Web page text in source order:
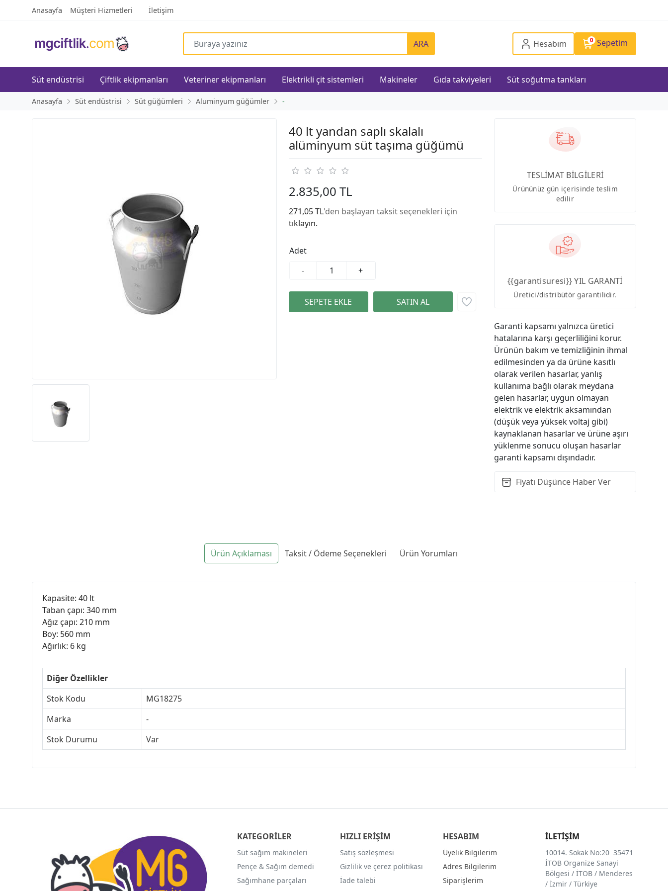
Anasayfa Müşteri Hizmetleri İletişim
ARA Hesabım 0 Sepetim
Süt endüstrisi Çiftlik ekipmanları Veteriner ekipmanları Elektrikli çit sistemleri Makineler Gıda takviyeleri Süt soğutma tankları
Anasayfa Süt endüstrisi Süt güğümleri Aluminyum güğümler -
40 lt yandan saplı skalalı
alüminyum süt taşıma güğümü
2.835,00 TL
271,05 TL'den başlayan taksit seçenekleri için
tıklayın.
Adet
-
+
TESLİMAT BİLGİLERİ
Ürününüz gün içerisinde teslim
edilir
{{garantisuresi}} YIL GARANTİ
Üretici/distribütör garantilidir.
Garanti kapsamı yalnızca üretici
hatalarına karşı geçerliliğini korur.
Ürünün bakım ve temizliğinin ihmal
edilmesinden ya da ürüne kasıtlı
olarak verilen hasarlar, yanlış
kullanıma bağlı olarak meydana
gelen hasarlar, uygun olmayan
elektrik ve elektrik aksamından
(düşük veya yüksek voltaj gibi)
kaynaklanan hasarlar ve ürüne aşırı
yüklenme sonucu oluşan hasarlar
garanti kapsamı dışındadır.
Fiyatı Düşünce Haber Ver
Ürün Açıklaması Taksit / Ödeme Seçenekleri Ürün Yorumları
Kapasite: 40 lt
Taban çapı: 340 mm
Ağız çapı: 210 mm
Boy: 560 mm
Ağırlık: 6 kg
Diğer Özellikler
Stok Kodu
MG18275
Marka
-
Stok Durumu
Var
KATEGORİLER
Süt sağım makineleri
Pençe & Sağım demedi
Sağımhane parçaları
HIZLI ERİŞİM
Satış sözleşmesi
Gizlilik ve çerez politikası
İade talebi
HESABIM
Üyelik Bilgilerim
Adres Bilgilerim
Siparişlerim
İLETİŞİM
10014. Sokak No:20 35471
İTOB Organize Sanayi
Bölgesi / İTOB / Menderes
/ İzmir / Türkiye